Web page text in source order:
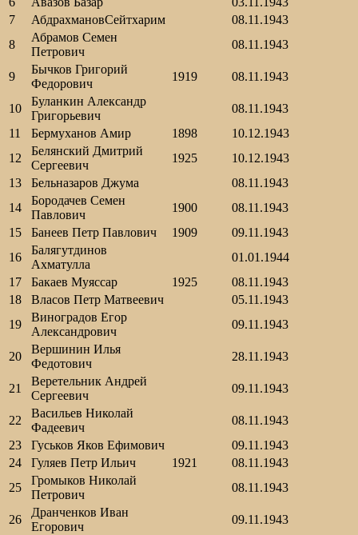
7
АбдрахмановСейтхарим
08.11.1943
8
Абрамов Семен
Петрович
08.11.1943
9
Бычков Григорий
Федорович
1919 08.11.1943
10
Буланкин Александр
Григорьевич
08.11.1943
11
Бермуханов Амир 1898
10.12.1943
12
Белянский Дмитрий
Сергеевич
1925
10.12.1943
13
Бельназаров Джума
08.11.1943
14
Бородачев Семен
Павлович
1900
08.11.1943
15
Банеев Петр Павлович 1909
09.11.1943
16
Балягутдинов
Ахматулла
01.01.1944
17
Бакаев Муяссар 1925
08.11.1943
18
Власов Петр Матвеевич
05.11.1943
19
Виноградов Егор
Александрович
09.11.1943
20
Вершинин Илья
Федотович
28.11.1943
21
Веретельник Андрей
Сергеевич
09.11.1943
22
Васильев Николай
Фадеевич
08.11.1943
23
Гуськов Яков Ефимович
09.11.1943
24
Гуляев Петр Ильич 1921
08.11.1943
25
Громыков Николай
Петрович
08.11.1943
26
Дранченков Иван
Егорович
09.11.1943